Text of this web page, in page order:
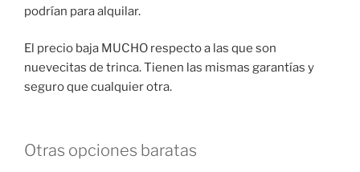
podrían para alquilar.
El precio baja MUCHO respecto a las que son
nuevecitas de trinca. Tienen las mismas garantías y
seguro que cualquier otra.
Otras opciones baratas